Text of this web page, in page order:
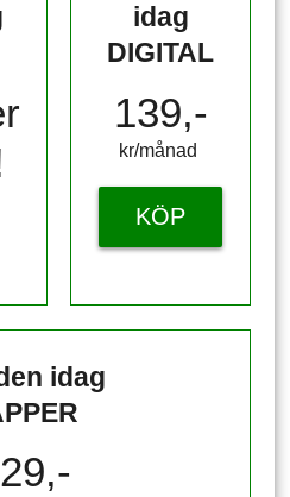
idag
DIGITAL
139,-
kr/månad ​​​​​​
KÖP
idag